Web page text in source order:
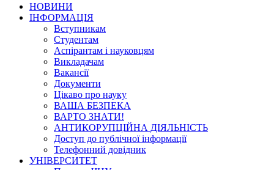
НОВИНИ
ІНФОРМАЦІЯ
Вступникам
Студентам
Аспірантам і науковцям
Викладачам
Вакансії
Документи
Цікаво про науку
ВАША БЕЗПЕКА
ВАРТО ЗНАТИ!
АНТИКОРУПЦІЙНА ДІЯЛЬНІСТЬ
Доступ до публічної інформації
Телефонний довідник
УНІВЕРСИТЕТ